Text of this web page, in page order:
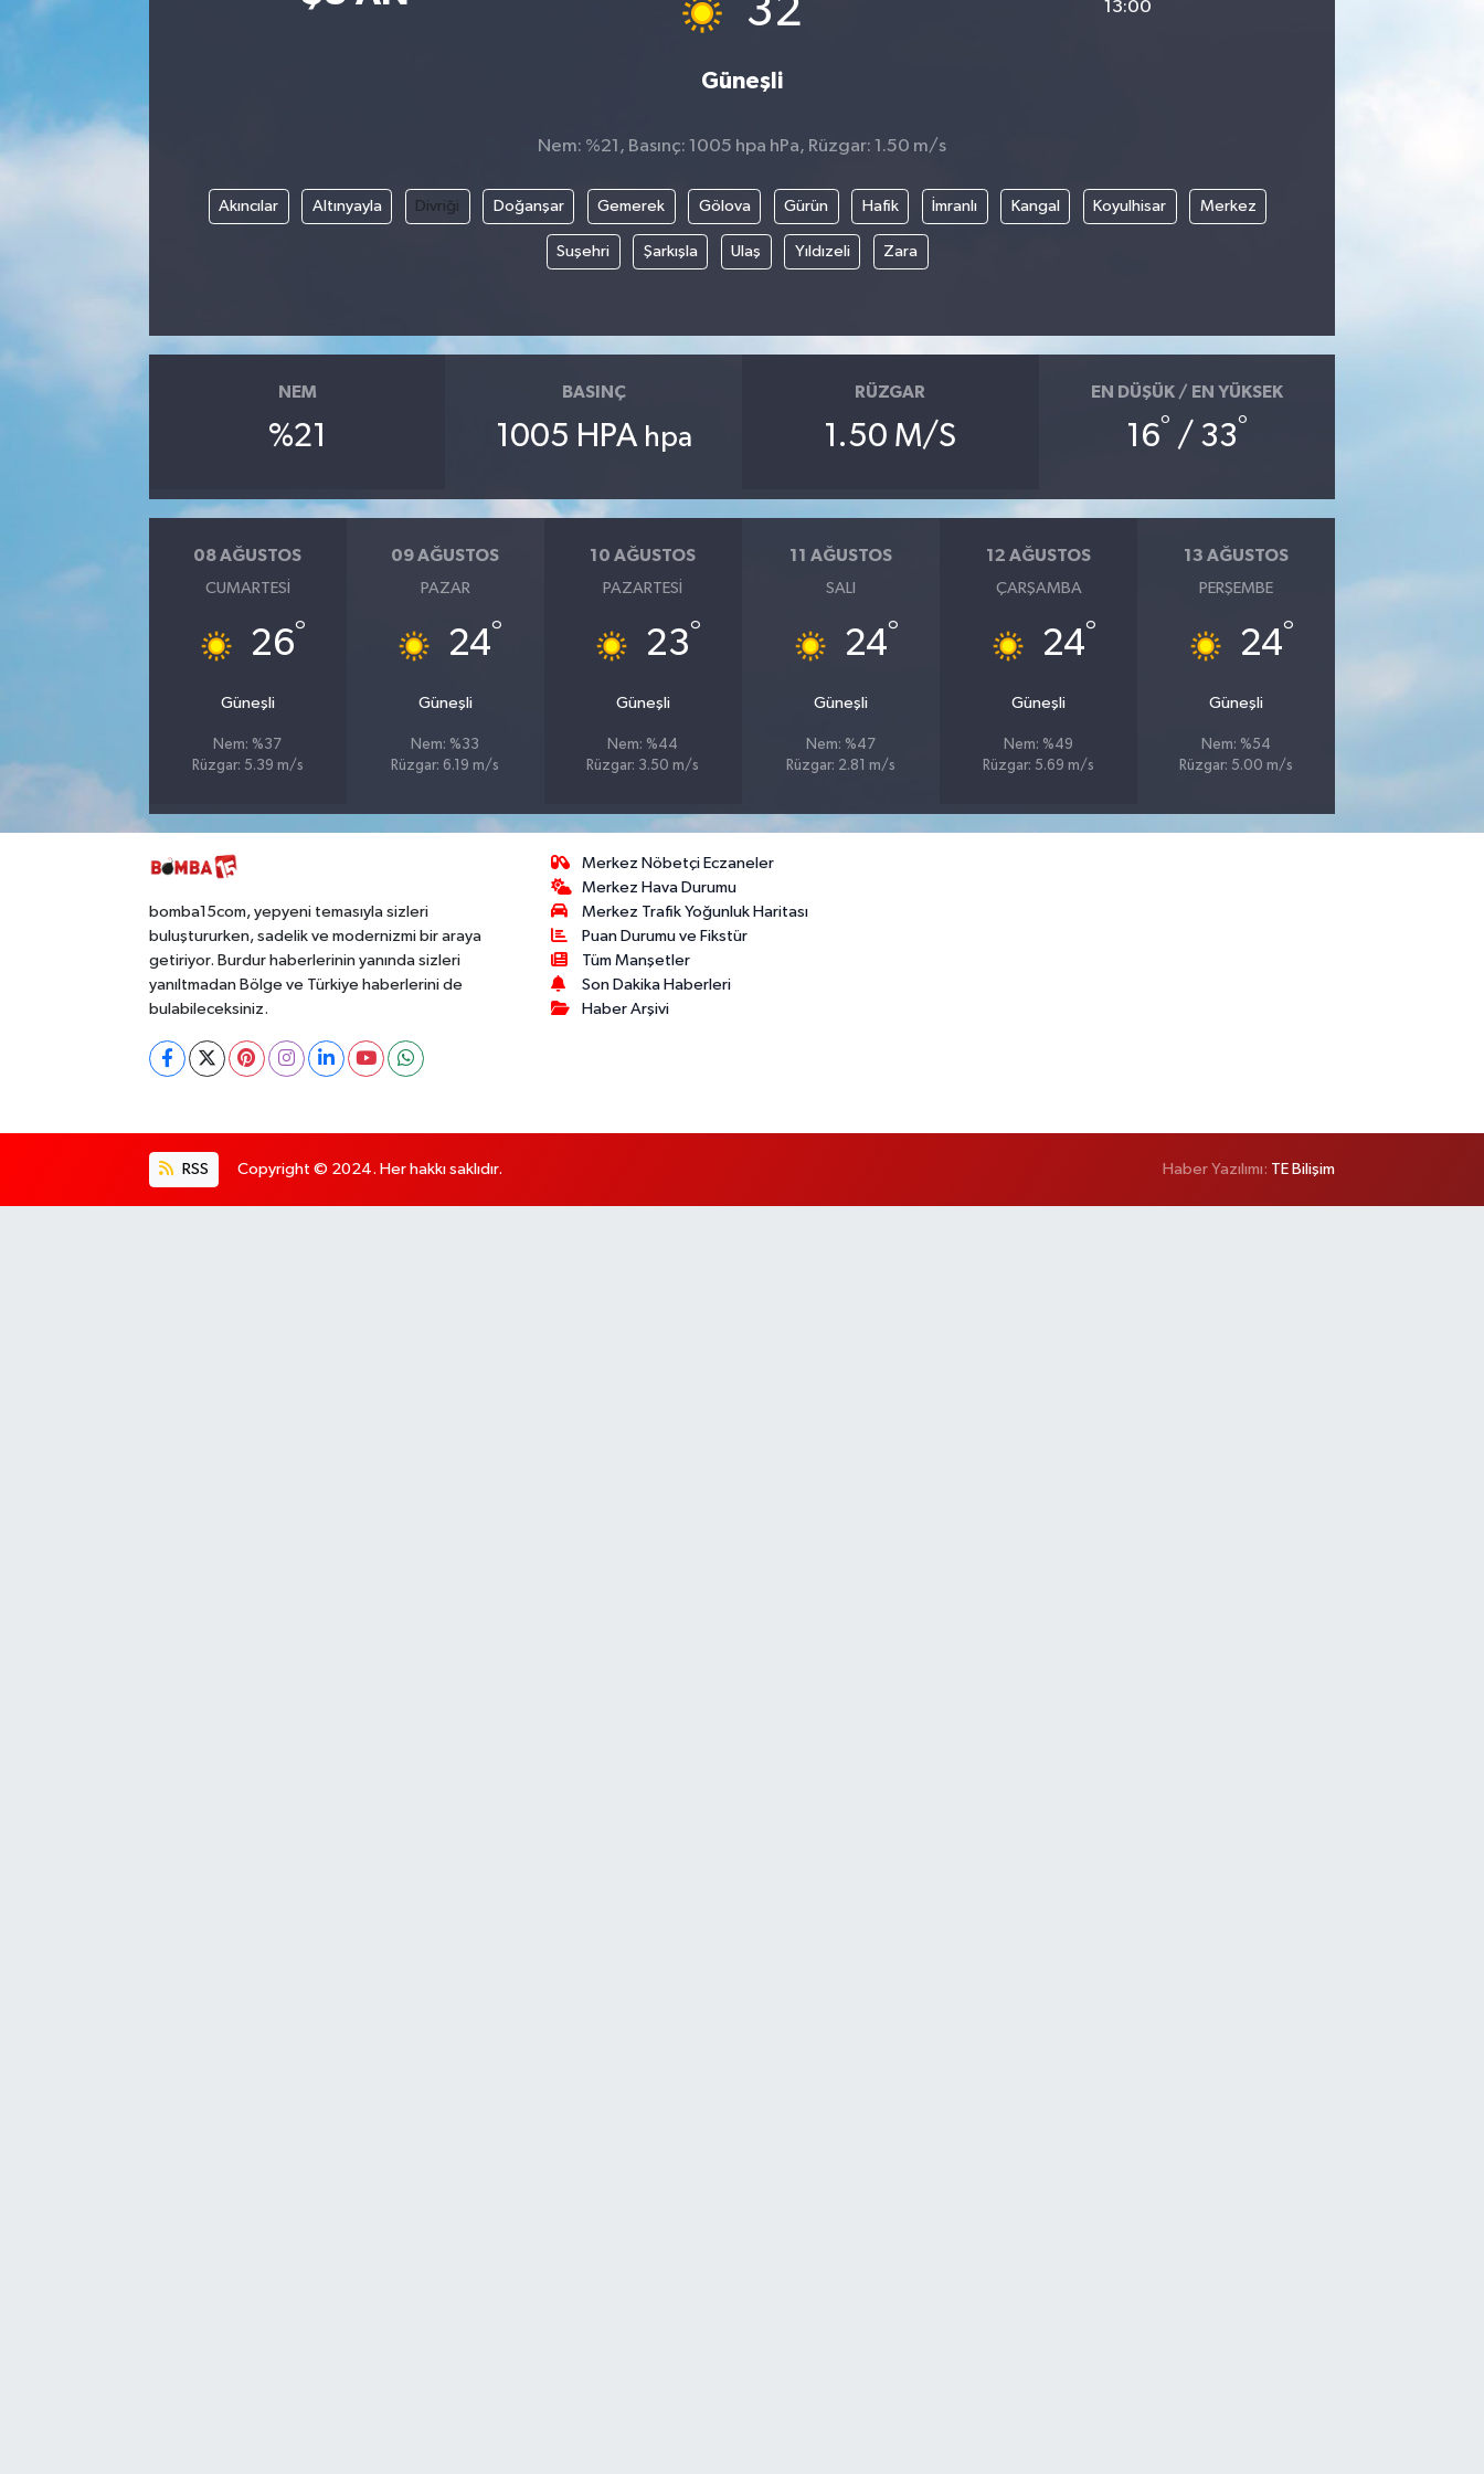
32
Güneşli
13:00
Nem: %21, Basınç: 1005 hpa hPa, Rüzgar: 1.50 m/s
Akıncılar Altınyayla Divriği Doğanşar Gemerek Gölova Gürün Hafik İmranlı Kangal Koyulhisar Merkez
Suşehri Şarkışla Ulaş Yıldızeli Zara
NEM
%21
BASINÇ
1005 HPA hpa
RÜZGAR
1.50 M/S
EN DÜŞÜK / EN YÜKSEK
16° / 33°
08 AĞUSTOS
CUMARTESI
26°
Güneşli
Nem: %37
Rüzgar: 5.39 m/s
09 AĞUSTOS
PAZAR
24°
Güneşli
Nem: %33
Rüzgar: 6.19 m/s
10 AĞUSTOS
PAZARTESI
23°
Güneşli
Nem: %44
Rüzgar: 3.50 m/s
11 AĞUSTOS
SALI
24°
Güneşli
Nem: %47
Rüzgar: 2.81 m/s
12 AĞUSTOS
ÇARŞAMBA
24°
Güneşli
Nem: %49
Rüzgar: 5.69 m/s
13 AĞUSTOS
PERŞEMBE
24°
Güneşli
Nem: %54
Rüzgar: 5.00 m/s
bomba15com, yepyeni temasıyla sizleri
buluştururken, sadelik ve modernizmi bir araya
getiriyor. Burdur haberlerinin yanında sizleri
yanıltmadan Bölge ve Türkiye haberlerini de
bulabileceksiniz.
Merkez Nöbetçi Eczaneler
Merkez Hava Durumu
Merkez Trafik Yoğunluk Haritası
Puan Durumu ve Fikstür
Tüm Manşetler
Son Dakika Haberleri
Haber Arşivi
RSS Copyright © 2024. Her hakkı saklıdır. Haber Yazılımı: TE Bilişim